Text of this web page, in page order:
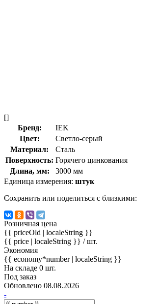
[]
Бренд:
IEK
Цвет:
Светло-серый
Материал:
Сталь
Поверхность: Горячего цинкования
Длина, мм:
3000 мм
Единица измерения: штук
Сохранить или поделиться с близкими:
Розничная цена
{{ priceOld | localeString }}
{{ price | localeString }} / шт.
Экономия
{{ economy*number | localeString }}
На складе 0 шт.
Под заказ
Обновлено 08.08.2026
-